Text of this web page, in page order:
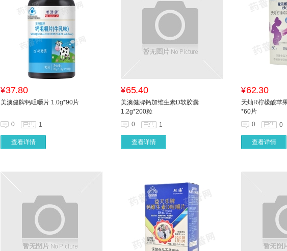
¥37.80
美澳健牌钙咀嚼片 1.0g*90片
0 1
查看详情
¥65.40
美澳健牌钙加维生素D软胶囊
1.2g*200粒
0
1
查看详情
¥62.30
天灿R柠檬酸苹
*60片
0
0
查看详情